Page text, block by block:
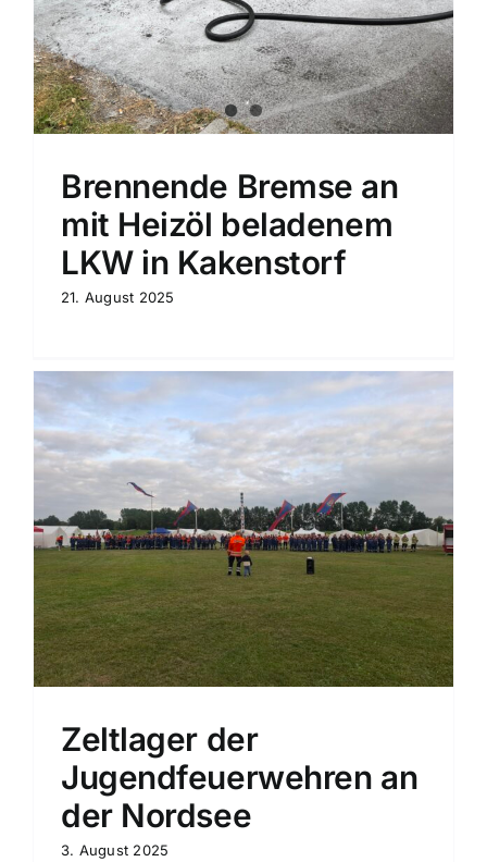
Brennende Bremse an
mit Heizöl beladenem
LKW in Kakenstorf
21. August 2025
Zeltlager der
Jugendfeuerwehren an
der Nordsee
3. August 2025